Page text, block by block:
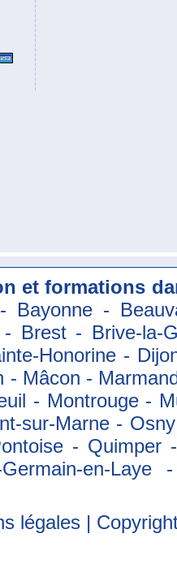
et formations
Bayonne -
- Brest - Brive-
Honorine -
- Mâcon -
- Montrouge -
sur-Marne -
-
en-
légales |